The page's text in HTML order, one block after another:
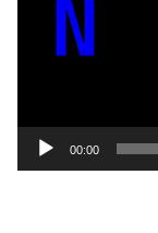
00:00